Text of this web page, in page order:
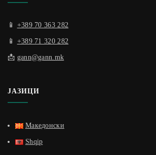
📱 +389 70 363 282
📱 +389 71 320 282
📩 gann@gann.mk
ЈАЗИЦИ
Македонски
Shqip